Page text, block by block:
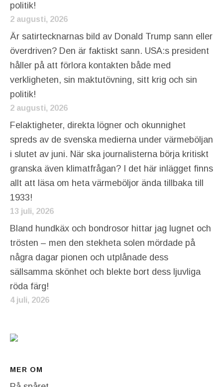
politik!
2 augusti, 2026
Är satirtecknarnas bild av Donald Trump sann eller
överdriven? Den är faktiskt sann. USA:s president
håller på att förlora kontakten både med
verkligheten, sin maktutövning, sitt krig och sin
politik!
2 augusti, 2026
Felaktigheter, direkta lögner och okunnighet
spreds av de svenska medierna under värmeböljan
i slutet av juni. När ska journalisterna börja kritiskt
granska även klimatfrågan? I det här inlägget finns
allt att läsa om heta värmeböljor ända tillbaka till
1933!
13 juli, 2026
Bland hundkäx och bondrosor hittar jag lugnet och
trösten – men den stekheta solen mördade på
några dagar pionen och utplånade dess
sällsamma skönhet och blekte bort dess ljuvliga
röda färg!
4 juli, 2026
MER OM